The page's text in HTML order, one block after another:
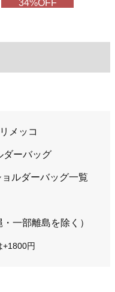
34%OFF
メッコ
ダーバッグ
ルダーバッグ一覧
一部離島を除く）
+1800円